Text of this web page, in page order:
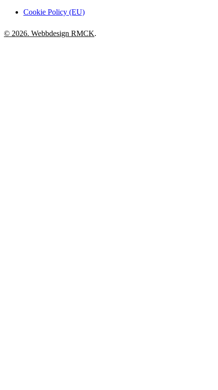
Cookie Policy (EU)
© 2026. Webbdesign RMCK.